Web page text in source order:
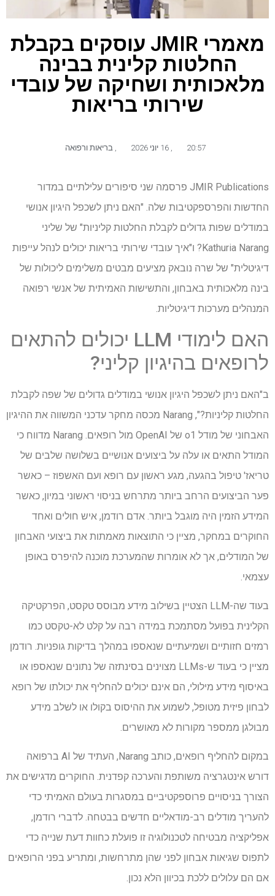
מאמרי JMIR עוסקים בקבלת
החלטות קלינית בבינה
מלאכותית ושחיקה של עובדי
שירותי בריאות
20:57 16 יוני 2026 בריאות ורפואה
JMIR Publications פרסמה שני סיפורים עלילתיים במדור
החדשות והפרספקטיבות שלה. "האם ניתן לשכפל היגיון אנושי
במודלים שפות גדולים לקבלת החלטות קליניות" של שליני
Kathuria Narang? ו"איך עובדי שירותי בריאות יכולים לנהל עייפות
דיגיטלית" של שרה נובאק מציעים מבטים משלימים ליכולות של
בינה מלאכותית באבחון, והתשישות האמיתית של אנשי רפואה
המנהלים מערכות דיגיטליות.
האם לימודי LLM יכולים להתאים
לרופאים בהיגיון קליני?
ב"האם ניתן לשכפל היגיון אנושי במודלים גדולים של שפה לקבלת
החלטות קליניות?", Narang מכסה מחקר עדכני המשווה את ההיגיון
האבחוני של מודל o1 של OpenAI מול רופאים. Narang מדווח כי
המודל התאים או עלה על ביצועים אנושיים בשלושה שלבים של
טריאז' טיפול בהגעה, מגע ראשון עם רופא ועם האשפוז – כאשר
פער הביצועים הרחב ביותר מתרחש בניסוי ראשוני במיון, כאשר
המידע הזמין היה מוגבל ביותר. אדם רודמן, איש חולים ואחד
החוקרים במחקר, מציין כי התוצאות מאמתות את ביצועי האבחון
של המודלים, אך לא אומרות שהמערכת מוכנה להיפרס באופן
עצמאי.
בעוד שה-LLM הצטיין בשילוב מידע מבוסס טקסט, הפרקטיקה
הקלינית בפועל מסתמכת במידה רבה על קלט לא-טקסט כמו
רמזים חזותיים ושמיעתיים שנאספו במהלך בדיקות גופניות. רודמן
מציין כי בעוד ש-LLMs מצוינים בסינתזה של נתונים שנאספו או
באיסוף מידע מילולי, הם אינם יכולים להחליף את יכולתו של רופא
לבחון פיזית מטופל, לשמוע את ההיסוס בקולו או לשלב מידע
מבולגן ממספר מקורות לא מאושרים.
במקום להחליף רופאים, כותב Narang, העתיד של AI ברפואה
דורש אינטגרציה משותפת והערכה קפדנית. החוקרים מדגישים את
הצורך בניסויים פרוספקטיביים במסגרות בעולם האמיתי כדי
להעריך מודלים רב-מודאליים חדשים בבטחה. לדברי רודמן,
אפליקציה מבטיחה לטכנולוגיה זו פועלת כחוות דעת שנייה כדי
לתפוס שגיאות אבחון לפני שהן מתרחשות, ומתריע בפני הרופאים
אם הם עלולים ללכת בכיוון הלא נכון.